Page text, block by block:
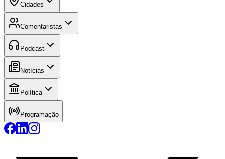
Cidades
Comentaristas
Podcast
Notícias
Política
Programação